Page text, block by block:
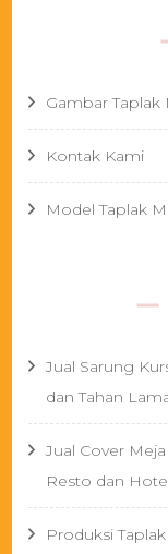
Gambar Taplak
Kontak Kami
Model Taplak
Jual Sarung
dan Tahan
Jual Cover
Resto dan
Produksi